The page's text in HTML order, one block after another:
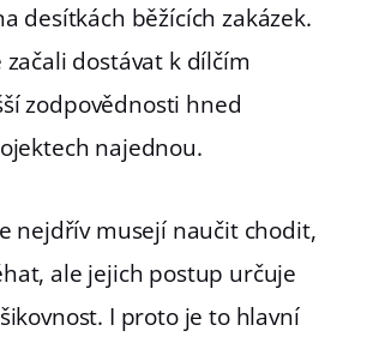
desítkách běžících zakázek.
začali dostávat k dílčím
zodpovědnosti hned
najednou.
nejdřív musejí naučit chodit,
ale jejich postup určuje
I proto je to hlavní